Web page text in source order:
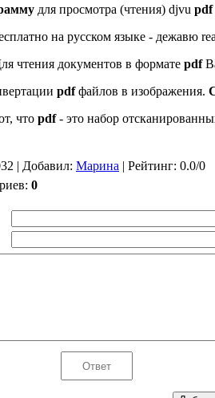
для просмотра (чтения) djvu pdf
на русском языке - дежавю
чтения документов в формате pdf
pdfфайлов в изображения.
что pdf- это набор
| Добавил: Марина | Рейтинг: 0.0/0
: 0